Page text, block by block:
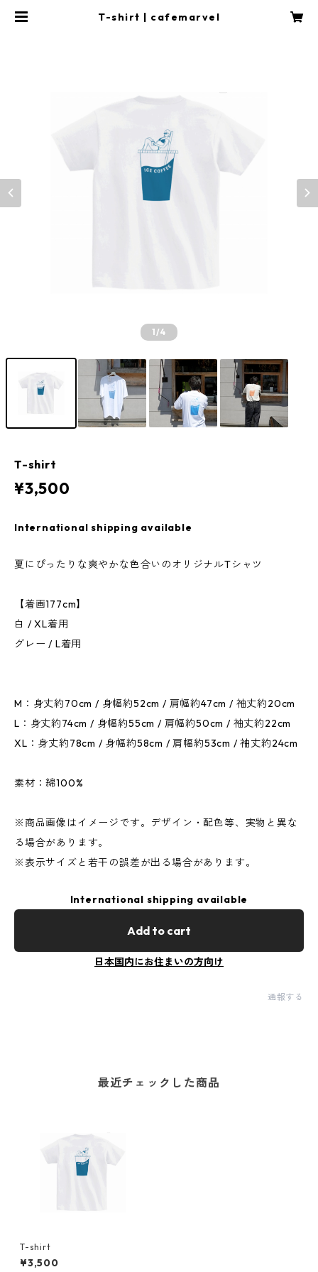
T-shirt | cafemarvel
1/4
T-shirt
¥3,500
International shipping available
夏にぴったりな爽やかな色合いのオリジナルTシャツ
【着画177cm】
白 / XL着用
グレー / L着用
M：身丈約70cm / 身幅約52cm / 肩幅約47cm / 袖丈約20cm
L：身丈約74cm / 身幅約55cm / 肩幅約50cm / 袖丈約22cm
XL：身丈約78cm / 身幅約58cm / 肩幅約53cm / 袖丈約24cm
素材：綿100%
※商品画像はイメージです。デザイン・配色等、実物と異な
る場合があります。
※表示サイズと若干の誤差が出る場合があります。
International shipping available
Add to cart
日本国内にお住まいの方向け
通報する
最近チェックした商品
T-shirt
¥3,500